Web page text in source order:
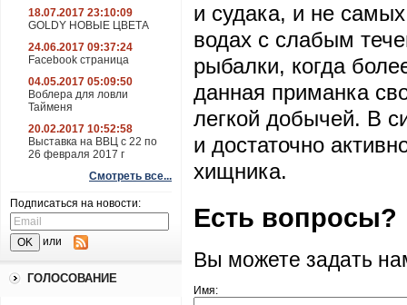
18.07.2017 23:10:09
GOLDY НОВЫЕ ЦВЕТА
24.06.2017 09:37:24
Facebook страница
04.05.2017 05:09:50
Воблера для ловли
Тайменя
20.02.2017 10:52:58
Выставка на ВВЦ с 22 по
26 февраля 2017 г
Смотреть все...
Подписаться на новости:
или
ГОЛОСОВАНИЕ
и судака, и не
водах с слабым
рыбалки, когда
данная приманка
легкой добычей. В
и достаточно
хищника.
Есть вопросы?
Вы можете задать
Имя: